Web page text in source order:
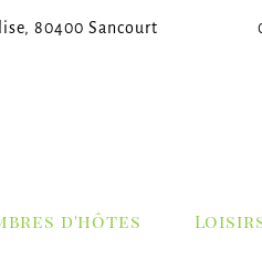
80400 Sancourt
d'hôtes